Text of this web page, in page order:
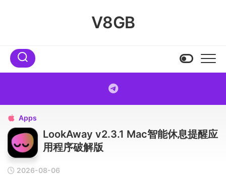
V8GB
 Apps
LookAway v2.3.1 Mac智能休息提醒应
用程序破解版
2026-08-06